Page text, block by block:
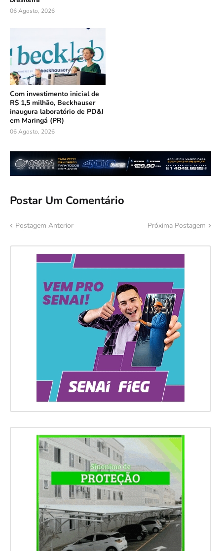
06 Agosto, 2026
Com investimento inicial de
R$ 1,5 milhão, Beckhauser
inaugura laboratório de PD&I
em Maringá (PR)
06 Agosto, 2026
Postar Um Comentário
Postagem Anterior Próxima Postagem